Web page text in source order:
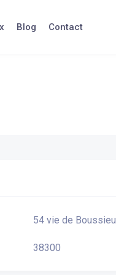
Blog Contact
54 vie de Boussieu
38300